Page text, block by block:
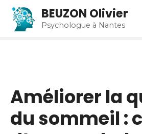
BEUZON Olivier
Psychologue à Nantes
Améliorer la
du sommeil :